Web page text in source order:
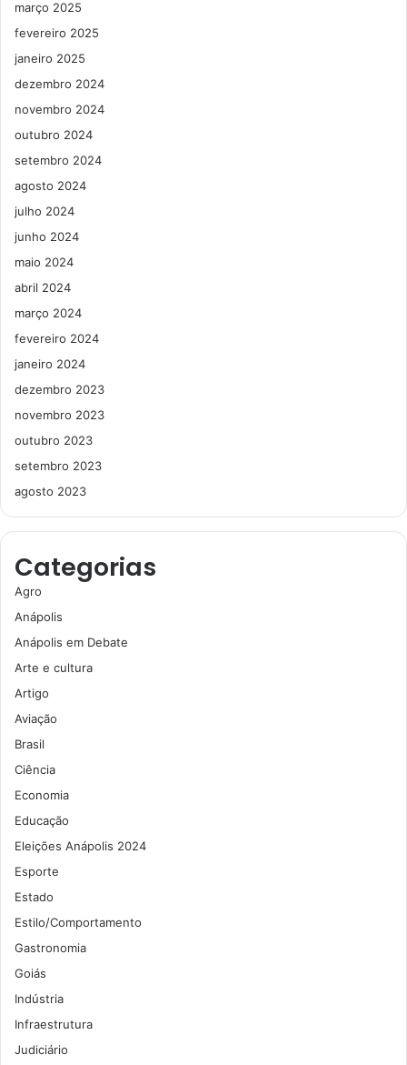
março 2025
fevereiro 2025
janeiro 2025
dezembro 2024
novembro 2024
outubro 2024
setembro 2024
agosto 2024
julho 2024
junho 2024
maio 2024
abril 2024
março 2024
fevereiro 2024
janeiro 2024
dezembro 2023
novembro 2023
outubro 2023
setembro 2023
agosto 2023
Categorias
Agro
Anápolis
Anápolis em Debate
Arte e cultura
Artigo
Aviação
Brasil
Ciência
Economia
Educação
Eleições Anápolis 2024
Esporte
Estado
Estilo/Comportamento
Gastronomia
Goiás
Indústria
Infraestrutura
Judiciário